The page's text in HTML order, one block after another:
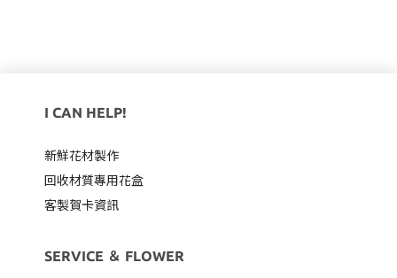
I CAN HELP!
新鮮花材製作
回收材質專用花盒
客製賀卡資訊
SERVICE ＆ FLOWER